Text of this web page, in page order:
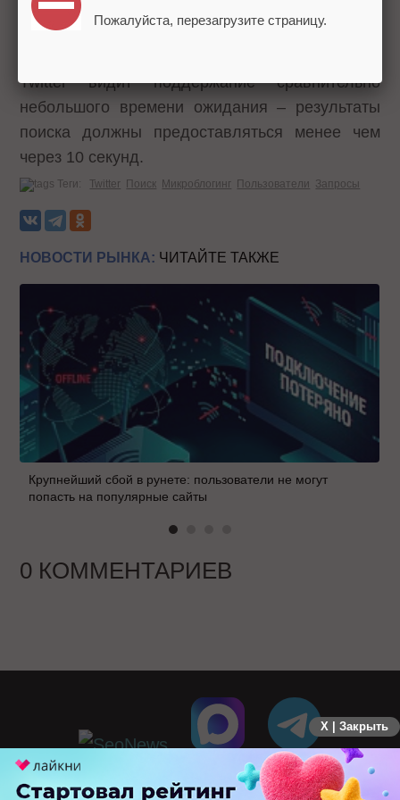
количеством.
Twitter видит поддержание сравнительно
небольшого времени ожидания – результаты
поиска должны предоставляться менее чем
через 10 секунд.
Теги: Twitter Поиск Микроблогинг Пользователи Запросы
НОВОСТИ РЫНКА: ЧИТАЙТЕ ТАКЖЕ
Крупнейший сбой в рунете: пользователи не могут
попасть на популярные сайты
0 КОММЕНТАРИЕВ
X | Закрыть
ПЕРЕЙТИ НА ПОЛНУЮ ВЕРСИЮ
Пожалуйста, перезагрузите страницу.